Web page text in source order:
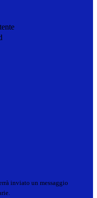
inviato un messaggio